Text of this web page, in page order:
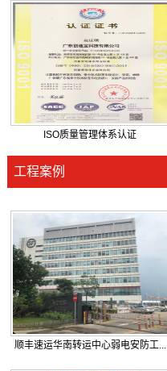
ISO质量管理体系认证
工程案例
顺丰速运华南转运中心弱电安防工...